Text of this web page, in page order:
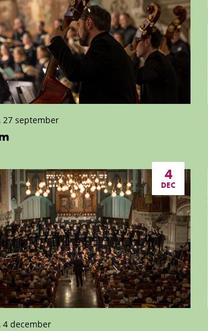
27 september
4
DEC
4 december